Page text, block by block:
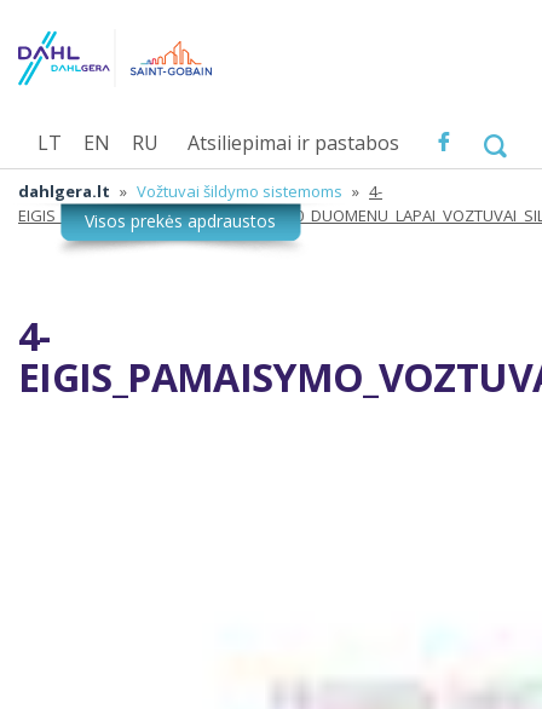
Atsiliepimai ir pastabos
LT EN RU
dahlgera.lt » Vožtuvai šildymo sistemoms » 4-
4-